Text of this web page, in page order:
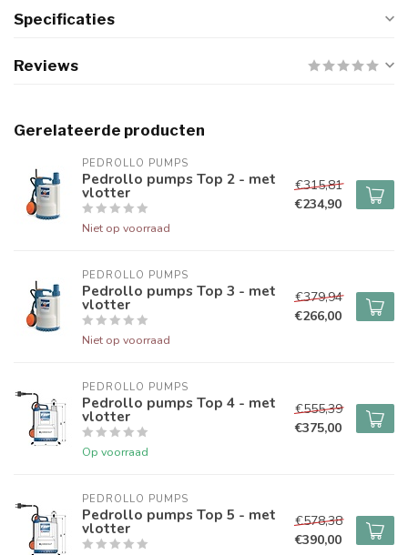
Specificaties
Reviews
Gerelateerde producten
PEDROLLO PUMPS
Pedrollo pumps Top 2 - met
vlotter
Niet op voorraad
€315,81
€234,90
PEDROLLO PUMPS
Pedrollo pumps Top 3 - met
vlotter
Niet op voorraad
€379,94
€266,00
PEDROLLO PUMPS
Pedrollo pumps Top 4 - met
vlotter
Op voorraad
€555,39
€375,00
PEDROLLO PUMPS
Pedrollo pumps Top 5 - met
vlotter
€578,38
€390,00